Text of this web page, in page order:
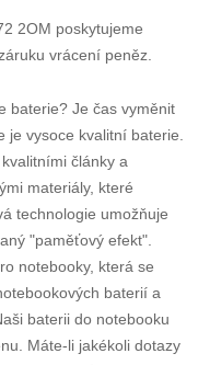
2OM poskytujeme
vrácení peněz.
baterie? Je čas vyměnit
je vysoce kvalitní baterie.
články a
materiály, které
technologie umožňuje
"paměťový efekt".
notebooky, která se
baterií a
baterii do notebooku
Máte-li jakékoli dotazy